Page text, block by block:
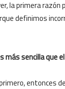
la primera
definimos
más sencilla que
entonces